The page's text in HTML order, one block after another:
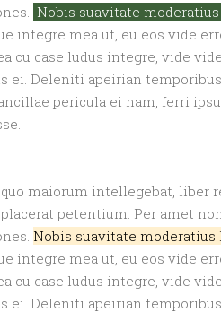
Nobis suavitate
integre mea ut, eu eos vide
cu case ludus integre, vide
Deleniti apeirian
pericula ei nam, ferri
maiorum intellegebat, liber
petentium. Per amet
Nobis suavitate moderatius
integre mea ut, eu eos vide
cu case ludus integre, vide
Deleniti apeirian